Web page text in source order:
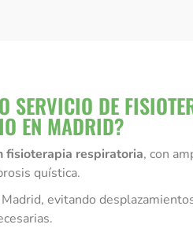
SERVICIO DE
EN MADRID?
fisioterapia respiratoria, con
quística.
evitando